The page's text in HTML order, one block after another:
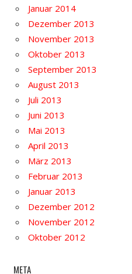
Januar 2014
Dezember 2013
November 2013
Oktober 2013
September 2013
August 2013
Juli 2013
Juni 2013
Mai 2013
April 2013
März 2013
Februar 2013
Januar 2013
Dezember 2012
November 2012
Oktober 2012
META